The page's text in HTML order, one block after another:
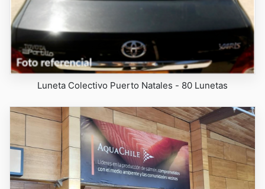
Luneta Colectivo Puerto Natales - 80 Lunetas